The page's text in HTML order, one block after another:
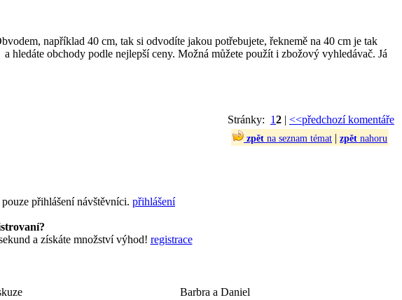
například 40 cm, tak si odvodíte jakou potřebujete, řeknemě na 40 cm je tak
a hledáte obchody podle nejlepší ceny. Možná můžete použít i zbožový vyhledávač. Já
Stránky: 12 | <<předchozí komentáře
zpět na seznam témat | zpět nahoru
přihlášení návštěvníci. přihlášení
a získáte množství výhod! registrace
Barbra a Daniel